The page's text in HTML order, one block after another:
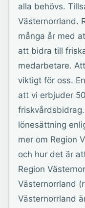
alla behövs.
Västernorrland.
många år med
att bidra till
medarbetare.
viktigt för oss.
att vi erbjuder
lönesättning
mer om Region
och hur det är
Region
Västernorrland
Västernorrland